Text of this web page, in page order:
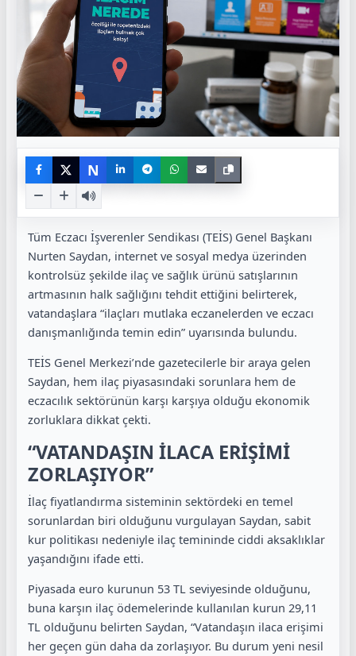
N
Tüm Eczacı İşverenler Sendikası (TEİS) Genel Başkanı
Nurten Saydan, internet ve sosyal medya üzerinden
kontrolsüz şekilde ilaç ve sağlık ürünü satışlarının
artmasının halk sağlığını tehdit ettiğini belirterek,
vatandaşlara “ilaçları mutlaka eczanelerden ve eczacı
danışmanlığında temin edin” uyarısında bulundu.
TEİS Genel Merkezi’nde gazetecilerle bir araya gelen
Saydan, hem ilaç piyasasındaki sorunlara hem de
eczacılık sektörünün karşı karşıya olduğu ekonomik
zorluklara dikkat çekti.
“VATANDAŞIN İLACA ERİŞİMİ
ZORLAŞIYOR”
İlaç fiyatlandırma sisteminin sektördeki en temel
sorunlardan biri olduğunu vurgulayan Saydan, sabit
kur politikası nedeniyle ilaç temininde ciddi aksaklıklar
yaşandığını ifade etti.
Piyasada euro kurunun 53 TL seviyesinde olduğunu,
buna karşın ilaç ödemelerinde kullanılan kurun 29,11
TL olduğunu belirten Saydan, “Vatandaşın ilaca erişimi
her geçen gün daha da zorlaşıyor. Bu durum yeni nesil